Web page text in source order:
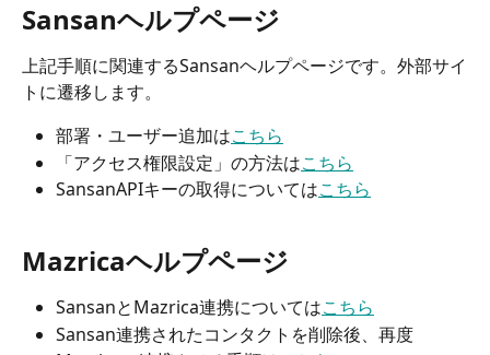
Sansanヘルプページ
上記手順に関連するSansanヘルプページです。外部サイ
トに遷移します。
部署・ユーザー追加はこちら
「アクセス権限設定」の方法はこちら
SansanAPIキーの取得についてはこちら
Mazricaヘルプページ
SansanとMazrica連携についてはこちら
Sansan連携されたコンタクトを削除後、再度